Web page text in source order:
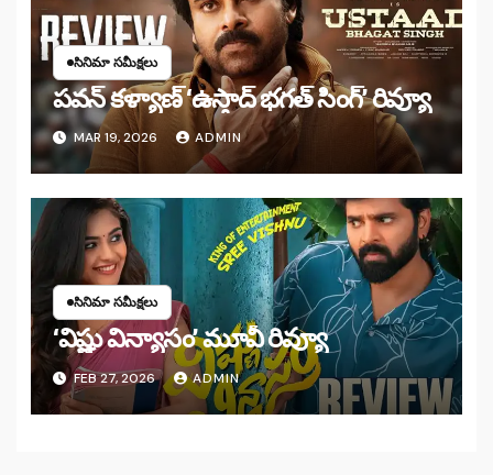
సినిమా సమీక్షలు
పవన్ కళ్యాణ్ ‘ఉస్తాద్ భ‌గ‌త్ సింగ్’ రివ్యూ
MAR 19, 2026 ADMIN
సినిమా సమీక్షలు
‘విష్ణు విన్యాసం’ మూవీ రివ్యూ
FEB 27, 2026 ADMIN